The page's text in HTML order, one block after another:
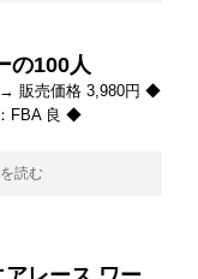
の100人
販売価格 3,980円 ◆
FBA 良 ◆
読む